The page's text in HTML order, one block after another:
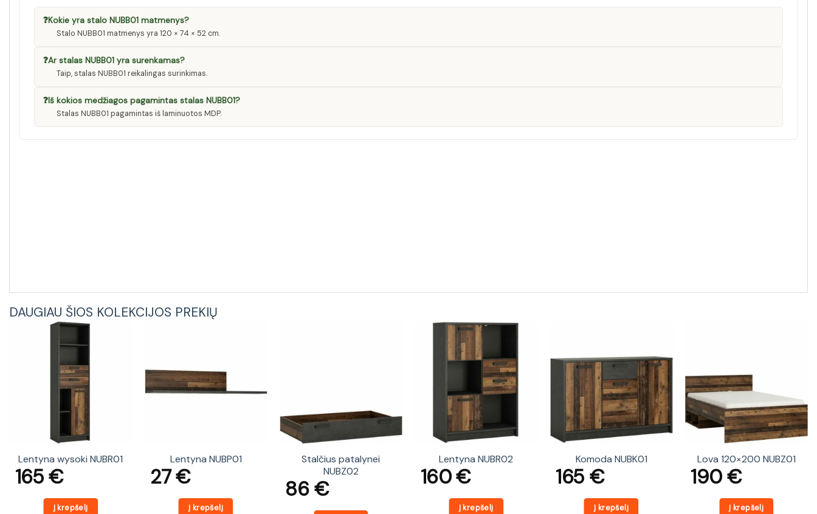
❓Kokie yra stalo NUBB01 matmenys?
Stalo NUBB01 matmenys yra 120 × 74 × 52 cm.
❓Ar stalas NUBB01 yra surenkamas?
Taip, stalas NUBB01 reikalingas surinkimas.
❓Iš kokios medžiagos pagamintas stalas NUBB01?
Stalas NUBB01 pagamintas iš laminuotos MDP.
DAUGIAU ŠIOS KOLEKCIJOS PREKIŲ
Lentyna wysoki NUBR01
165€
Į krepšelį
Lentyna NUBP01
27€
Į krepšelį
Stalčius patalynei
NUBZ02
86€
Lentyna NUBR02
160€
Į krepšelį
Komoda NUBK01
165 €
Į krepšelį
Lova 120×200 NUBZ01
190€
Į krepšelį